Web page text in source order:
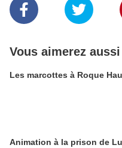
Vous aimerez aussi
Les marcottes à Roque
Animation à la prison de